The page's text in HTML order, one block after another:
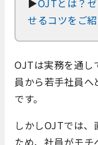
せるコツをご
OJTは実務を通し
員から若手社員
です。
しかしOJTでは
ため、社員がモ